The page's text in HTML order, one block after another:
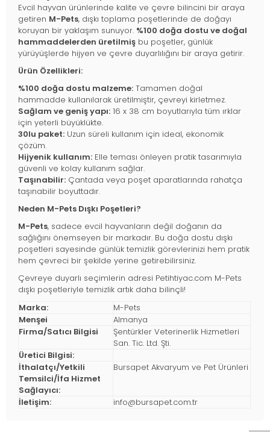
Evcil hayvan ürünlerinde kalite ve çevre bilincini bir araya
getiren M-Pets, dışkı toplama poşetlerinde de doğayı
koruyan bir yaklaşım sunuyor. %100 doğa dostu ve doğal
hammaddelerden üretilmiş bu poşetler, günlük
yürüyüşlerde hijyen ve çevre duyarlılığını bir araya getirir.
Ürün Özellikleri:
%100 doğa dostu malzeme: Tamamen doğal
hammadde kullanılarak üretilmiştir, çevreyi kirletmez.
Sağlam ve geniş yapı: 16 x 38 cm boyutlarıyla tüm ırklar
için yeterli büyüklükte.
30lu paket: Uzun süreli kullanım için ideal, ekonomik
çözüm.
Hijyenik kullanım: Elle teması önleyen pratik tasarımıyla
güvenli ve kolay kullanım sağlar.
Taşınabilir: Çantada veya poşet aparatlarında rahatça
taşınabilir boyuttadır.
Neden M-Pets Dışkı Poşetleri?
M-Pets, sadece evcil hayvanların değil doğanın da
sağlığını önemseyen bir markadır. Bu doğa dostu dışkı
poşetleri sayesinde günlük temizlik görevlerinizi hem pratik
hem çevreci bir şekilde yerine getirebilirsiniz.
Çevreye duyarlı seçimlerin adresi Petihtiyac.com M-Pets
dışkı poşetleriyle temizlik artık daha bilinçli!
Marka:
M-Pets
Menşei
Almanya
Firma/Satıcı Bilgisi
Şentürkler Veterinerlik Hizmetleri
San. Tic. Ltd. Şti.
Üretici Bilgisi:
İthalatçı/Yetkili
Temsilci/İfa Hizmet
Sağlayıcı:
Bursapet Akvaryum ve Pet Ürünleri
İletişim: info@bursapet.com.tr